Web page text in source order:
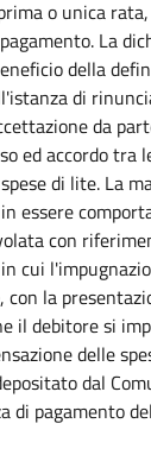
o unica
La
della
di
da
ed accordo tra
di lite. La
essere
con
cui
con la
il debitore si
delle
dal
di pagamento